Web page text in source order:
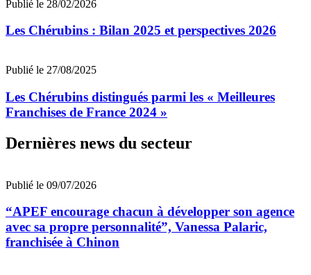
Publié le 28/02/2026
Les Chérubins : Bilan 2025 et perspectives 2026
Publié le 27/08/2025
Les Chérubins distingués parmi les « Meilleures
Franchises de France 2024 »
Dernières news du secteur
Publié le 09/07/2026
“APEF encourage chacun à développer son agence
avec sa propre personnalité”, Vanessa Palaric,
franchisée à Chinon